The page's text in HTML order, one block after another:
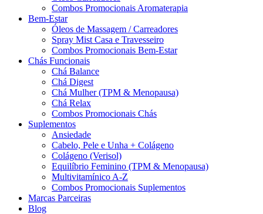
Combos Promocionais Aromaterapia
Bem-Estar
Óleos de Massagem / Carreadores
Spray Mist Casa e Travesseiro
Combos Promocionais Bem-Estar
Chás Funcionais
Chá Balance
Chá Digest
Chá Mulher (TPM & Menopausa)
Chá Relax
Combos Promocionais Chás
Suplementos
Ansiedade
Cabelo, Pele e Unha + Colágeno
Colágeno (Verisol)
Equilíbrio Feminino (TPM & Menopausa)
Multivitamínico A-Z
Combos Promocionais Suplementos
Marcas Parceiras
Blog